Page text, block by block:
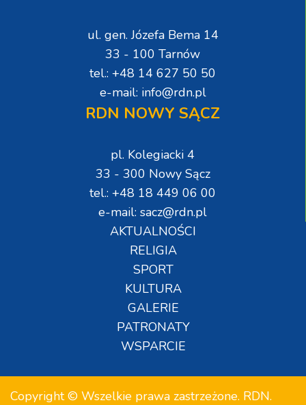
ul. gen. Józefa Bema 14
33 - 100 Tarnów
tel.: +48 14 627 50 50
e-mail: info@rdn.pl
RDN NOWY SĄCZ
pl. Kolegiacki 4
33 - 300 Nowy Sącz
tel.: +48 18 449 06 00
e-mail: sacz@rdn.pl
AKTUALNOŚCI
RELIGIA
SPORT
KULTURA
GALERIE
PATRONATY
WSPARCIE
Copyright © Wszelkie prawa zastrzeżone. RDN.